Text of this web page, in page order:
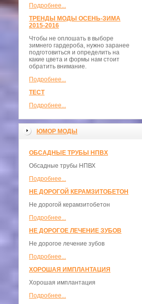
Подробнее...
ТРЕНДЫ МОДЫ ОСЕНЬ-ЗИМА
2015-2016
Чтобы не оплошать в выборе
зимнего гардероба, нужно заранее
подготовиться и определить на
какие цвета и формы нам стоит
обратить внимание.
Подробнее...
ТЕСТ
Подробнее...
ЮМОР МОДЫ
ОБСАДНЫЕ ТРУБЫ НПВХ
Обсадные трубы НПВХ
Подробнее...
НЕ ДОРОГОЙ КЕРАМЗИТОБЕТОН
Не дорогой керамзитобетон
Подробнее...
НЕ ДОРОГОЕ ЛЕЧЕНИЕ ЗУБОВ
Не дорогое лечение зубов
Подробнее...
ХОРОШАЯ ИМПЛАНТАЦИЯ
Хорошая имплантация
Подробнее...